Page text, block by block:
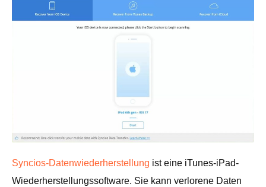
Syncios-Datenwiederherstellung ist eine iTunes-iPad-
Wiederherstellungssoftware. Sie kann verlorene Daten